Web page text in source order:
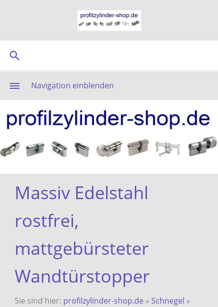
Navigation einblenden
Massiv Edelstahl
rostfrei,
mattgebürsteter
Wandtürstopper
Sie sind hier: profilzylinder-shop.de » Schnegel »